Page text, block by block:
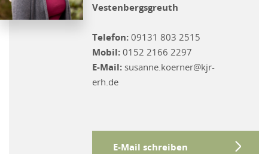
Vestenbergsgreuth
Telefon: 09131 803 2515
Mobil: 0152 2166 2297
E-Mail: susanne.koerner@kjr-
erh.de
E-Mail schreiben